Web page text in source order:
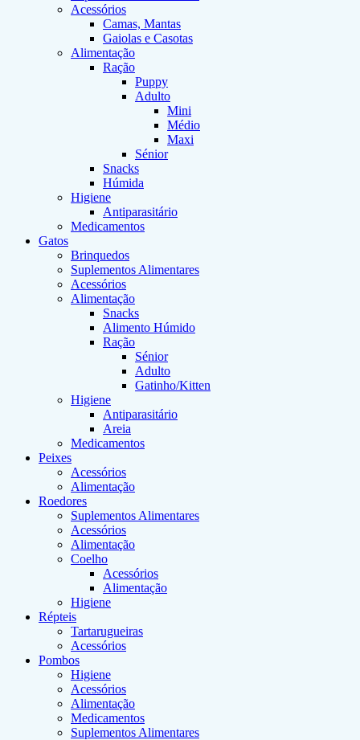
Acessórios
Camas, Mantas
Gaiolas e Casotas
Alimentação
Ração
Puppy
Adulto
Mini
Médio
Maxi
Sénior
Snacks
Húmida
Higiene
Antiparasitário
Medicamentos
Gatos
Brinquedos
Suplementos Alimentares
Acessórios
Alimentação
Snacks
Alimento Húmido
Ração
Sénior
Adulto
Gatinho/Kitten
Higiene
Antiparasitário
Areia
Medicamentos
Peixes
Acessórios
Alimentação
Roedores
Suplementos Alimentares
Acessórios
Alimentação
Coelho
Acessórios
Alimentação
Higiene
Répteis
Tartarugueiras
Acessórios
Pombos
Higiene
Acessórios
Alimentação
Medicamentos
Suplementos Alimentares